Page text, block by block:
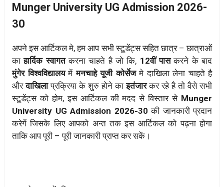
Munger University UG Admission 2026-
30
अपने इस आर्टिकल मे, हम आप सभी स्टूडेंट्स सहित छात्र – छात्राओं
काहार्दिक स्वागतकरना चाहते है जो कि, 12वीं पासकरने के बाद
मुंगेरविश्वविद्यालयमेंमनचाहे यूजी कोर्सेजमे दाखिला लेना चाहते है
औरदाखिलाप्रक्रिया के शुरु होने काइतंजारकर रहे है तो वैसे सभी
स्टूडेंट्स को होम, इस आर्टिकल की मदद से विस्तार से Munger
University UG Admission 2026-30 की जानकारी प्रदान
करेगें जिसके लिए आपको अन्त तक इस आर्टिकल को पढ़ना होगा
ताकि आप पूरी – पूरी जानकारी प्राप्त कर सकें।